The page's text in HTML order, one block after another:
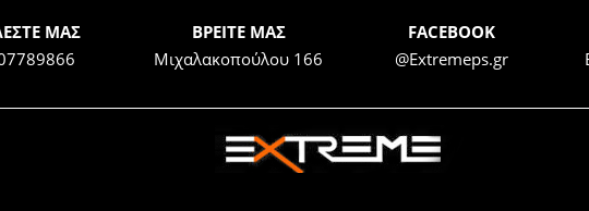
ΜΑΣ
BΡΕΙΤΕ ΜΑΣ
Μιχαλακοπούλου 166
FACEBOOK
@Extremeps.gr